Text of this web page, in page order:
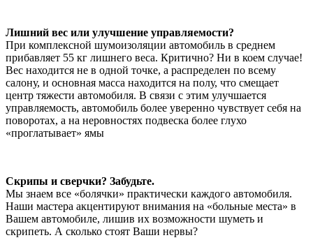
Лишний вес или улучшение управляемости?
При комплексной шумоизоляции автомобиль в среднем
прибавляет 55 кг лишнего веса. Критично? Ни в коем случае!
Вес находится не в одной точке, а распределен по всему
салону, и основная масса находится на полу, что смещает
центр тяжести автомобиля. В связи с этим улучшается
управляемость, автомобиль более уверенно чувствует себя на
поворотах, а на неровностях подвеска более глухо
«проглатывает» ямы
Скрипы и сверчки? Забудьте.
Мы знаем все «болячки» практически каждого автомобиля.
Наши мастера акцентируют внимания на «больные места» в
Вашем автомобиле, лишив их возможности шуметь и
скрипеть. А сколько стоят Ваши нервы?